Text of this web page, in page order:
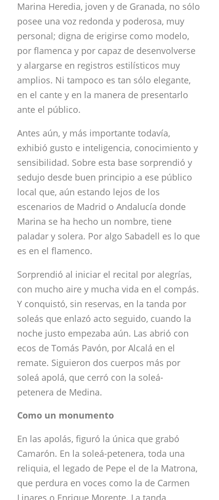
Marina Heredia, joven y de Granada, no sólo
posee una voz redonda y poderosa, muy
personal; digna de erigirse como modelo,
por flamenca y por capaz de desenvolverse
y alargarse en registros estilísticos muy
amplios. Ni tampoco es tan sólo elegante,
en el cante y en la manera de presentarlo
ante el público.
Antes aún, y más importante todavía,
exhibió gusto e inteligencia, conocimiento y
sensibilidad. Sobre esta base sorprendió y
sedujo desde buen principio a ese público
local que, aún estando lejos de los
escenarios de Madrid o Andalucía donde
Marina se ha hecho un nombre, tiene
paladar y solera. Por algo Sabadell es lo que
es en el flamenco.
Sorprendió al iniciar el recital por alegrías,
con mucho aire y mucha vida en el compás.
Y conquistó, sin reservas, en la tanda por
soleás que enlazó acto seguido, cuando la
noche justo empezaba aún. Las abrió con
ecos de Tomás Pavón, por Alcalá en el
remate. Siguieron dos cuerpos más por
soleá apolá, que cerró con la soleá-
petenera de Medina.
Como un monumento
En las apolás, figuró la única que grabó
Camarón. En la soleá-petenera, toda una
reliquia, el legado de Pepe el de la Matrona,
que perdura en voces como la de Carmen
Linares o Enrique Morente. La tanda